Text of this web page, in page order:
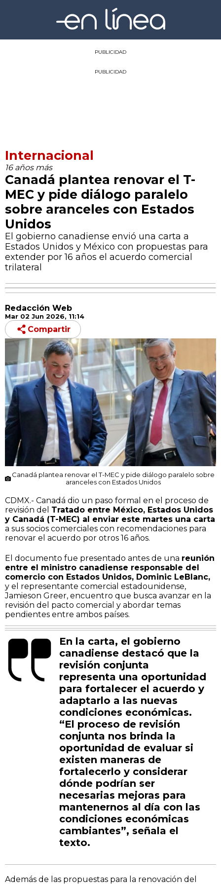
PUBLICIDAD
PUBLICIDAD
Internacional
16 años más
Canadá plantea renovar el T-
MEC y pide diálogo paralelo
sobre aranceles con Estados
Unidos
El gobierno canadiense envió una carta a
Estados Unidos y México con propuestas para
extender por 16 años el acuerdo comercial
trilateral
Redacción Web
Mar 02 Jun 2026, 11:14
Compartir
Canadá plantea renovar el T-MEC y pide diálogo paralelo sobre
aranceles con Estados Unidos
CDMX.- Canadá dio un paso formal en el proceso de
revisión del Tratado entre México, Estados Unidos
y Canadá (T-MEC) al enviar este martes una carta
a sus socios comerciales con recomendaciones para
renovar el acuerdo por otros 16 años.
El documento fue presentado antes de una reunión
entre el ministro canadiense responsable del
comercio con Estados Unidos, Dominic LeBlanc,
y el representante comercial estadounidense,
Jamieson Greer, encuentro que busca avanzar en la
revisión del pacto comercial y abordar temas
pendientes entre ambos países.
En la carta, el gobierno
canadiense destacó que la
revisión conjunta
representa una oportunidad
para fortalecer el acuerdo y
adaptarlo a las nuevas
condiciones económicas.
“El proceso de revisión
conjunta nos brinda la
oportunidad de evaluar si
existen maneras de
fortalecerlo y considerar
dónde podrían ser
necesarias mejoras para
mantenernos al día con las
condiciones económicas
cambiantes”, señala el
texto.
Además de las propuestas para la renovación del